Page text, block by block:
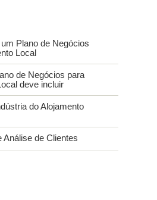
Plano de Negócios
Local
de Negócios para
deve incluir
do Alojamento
Análise de Clientes